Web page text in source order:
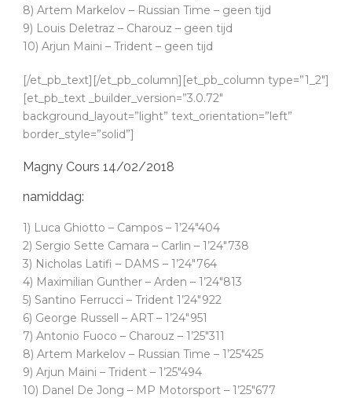
8) Artem Markelov – Russian Time – geen tijd
9) Louis Deletraz – Charouz – geen tijd
10) Arjun Maini – Trident – geen tijd
[/et_pb_text][/et_pb_column][et_pb_column type=”1_2″]
[et_pb_text _builder_version=”3.0.72″
background_layout=”light” text_orientation=”left”
border_style=”solid”]
Magny Cours 14/02/2018
namiddag:
1) Luca Ghiotto – Campos – 1’24″404
2) Sergio Sette Camara – Carlin – 1’24″738
3) Nicholas Latifi – DAMS – 1’24″764
4) Maximilian Gunther – Arden – 1’24″813
5) Santino Ferrucci – Trident 1’24″922
6) George Russell – ART – 1’24″951
7) Antonio Fuoco – Charouz – 1’25″311
8) Artem Markelov – Russian Time – 1’25″425
9) Arjun Maini – Trident – 1’25″494
10) Danel De Jong – MP Motorsport – 1’25″677